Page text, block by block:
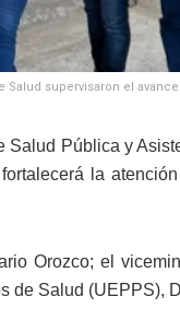
supervisaron el
Salud Pública y
la
Orozco; el
Salud (UEPPS),